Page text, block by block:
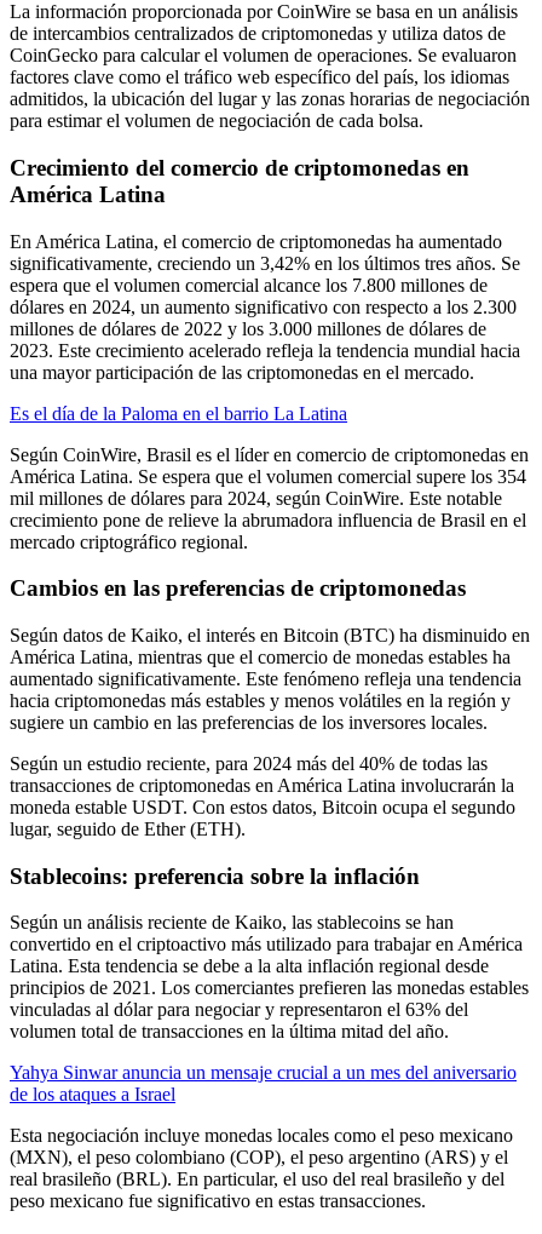
La información proporcionada por CoinWire se basa en un análisis
de intercambios centralizados de criptomonedas y utiliza datos de
CoinGecko para calcular el volumen de operaciones. Se evaluaron
factores clave como el tráfico web específico del país, los idiomas
admitidos, la ubicación del lugar y las zonas horarias de negociación
para estimar el volumen de negociación de cada bolsa.
Crecimiento del comercio de criptomonedas en
América Latina
En América Latina, el comercio de criptomonedas ha aumentado
significativamente, creciendo un 3,42% en los últimos tres años. Se
espera que el volumen comercial alcance los 7.800 millones de
dólares en 2024, un aumento significativo con respecto a los 2.300
millones de dólares de 2022 y los 3.000 millones de dólares de
2023. Este crecimiento acelerado refleja la tendencia mundial hacia
una mayor participación de las criptomonedas en el mercado.
Es el día de la Paloma en el barrio La Latina
Según CoinWire, Brasil es el líder en comercio de criptomonedas en
América Latina. Se espera que el volumen comercial supere los 354
mil millones de dólares para 2024, según CoinWire. Este notable
crecimiento pone de relieve la abrumadora influencia de Brasil en el
mercado criptográfico regional.
Cambios en las preferencias de criptomonedas
Según datos de Kaiko, el interés en Bitcoin (BTC) ha disminuido en
América Latina, mientras que el comercio de monedas estables ha
aumentado significativamente. Este fenómeno refleja una tendencia
hacia criptomonedas más estables y menos volátiles en la región y
sugiere un cambio en las preferencias de los inversores locales.
Según un estudio reciente, para 2024 más del 40% de todas las
transacciones de criptomonedas en América Latina involucrarán la
moneda estable USDT. Con estos datos, Bitcoin ocupa el segundo
lugar, seguido de Ether (ETH).
Stablecoins: preferencia sobre la inflación
Según un análisis reciente de Kaiko, las stablecoins se han
convertido en el criptoactivo más utilizado para trabajar en América
Latina. Esta tendencia se debe a la alta inflación regional desde
principios de 2021. Los comerciantes prefieren las monedas estables
vinculadas al dólar para negociar y representaron el 63% del
volumen total de transacciones en la última mitad del año.
Yahya Sinwar anuncia un mensaje crucial a un mes del aniversario
de los ataques a Israel
Esta negociación incluye monedas locales como el peso mexicano
(MXN), el peso colombiano (COP), el peso argentino (ARS) y el
real brasileño (BRL). En particular, el uso del real brasileño y del
peso mexicano fue significativo en estas transacciones.